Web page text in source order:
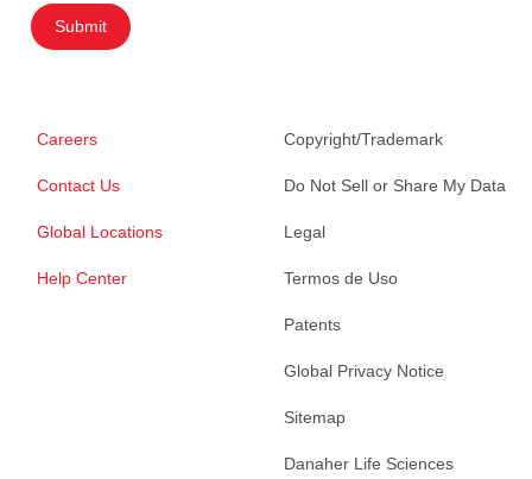
Submit
Careers
Contact Us
Global Locations
Help Center
Copyright/Trademark
Do Not Sell or Share My Data
Legal
Termos de Uso
Patents
Global Privacy Notice
Sitemap
Danaher Life Sciences